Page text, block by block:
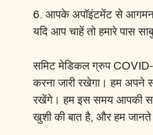
6. आपके अपॉइंटमेंट से आगमन
यदि आप चाहें तो हमारे पास
समिट मेडिकल ग्रुप COVID-
करना जारी रखेगा। हम अपने
रखेंगे। हम इस समय आपकी
खुशी की बात है, और हम